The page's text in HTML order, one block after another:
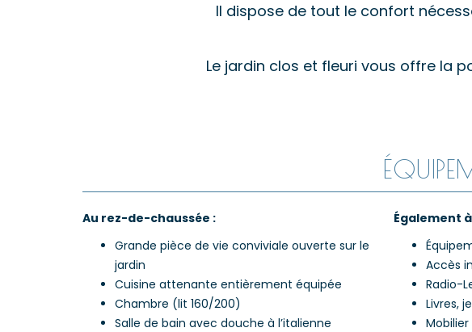
Il dispose de tout le confort
Le jardin clos et fleuri vous offre la
Au rez-de-chaussée :
Grande pièce de vie conviviale ouverte sur le
jardin
Cuisine attenante entièrement équipée
Chambre (lit 160/200)
Salle de bain avec douche à l’italienne
Également
Accès
Radio-
Livres,